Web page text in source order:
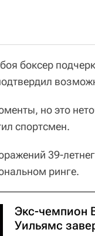
боксер
но это
спортсмен.
39-
ринге.
Экс-чемпион
Уильямс